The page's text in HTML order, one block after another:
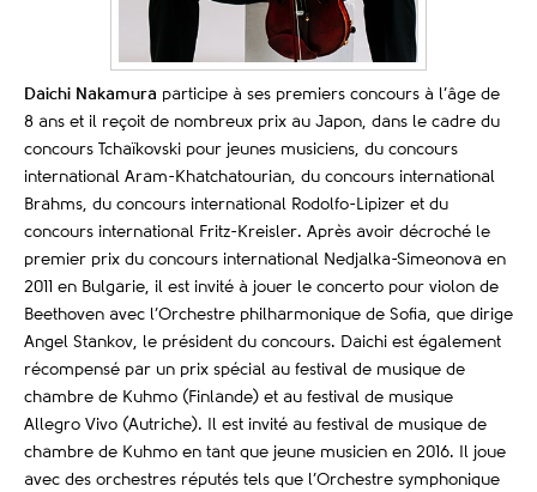
Daichi Nakamura participe à ses premiers concours à l’âge de
8 ans et il reçoit de nombreux prix au Japon, dans le cadre du
concours Tchaïkovski pour jeunes musiciens, du concours
international Aram-Khatchatourian, du concours international
Brahms, du concours international Rodolfo-Lipizer et du
concours international Fritz-Kreisler. Après avoir décroché le
premier prix du concours international Nedjalka-Simeonova en
2011 en Bulgarie, il est invité à jouer le concerto pour violon de
Beethoven avec l’Orchestre philharmonique de Sofia, que dirige
Angel Stankov, le président du concours. Daichi est également
récompensé par un prix spécial au festival de musique de
chambre de Kuhmo (Finlande) et au festival de musique
Allegro Vivo (Autriche). Il est invité au festival de musique de
chambre de Kuhmo en tant que jeune musicien en 2016. Il joue
avec des orchestres réputés tels que l’Orchestre symphonique